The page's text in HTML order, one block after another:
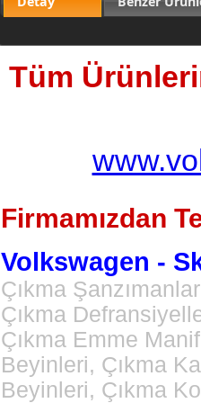
Tüm
Firmamızdan
Volkswagen -
Çıkma
Çıkma
Çıkma Emme
Beyinleri, Çıkma
Beyinleri, Çıkma